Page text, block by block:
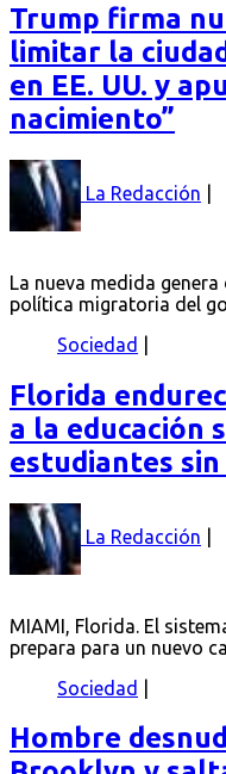
Trump firma
limitar la
en EE. UU. y
nacimiento”
La Redacción
La nueva medida
política migratoria del
Sociedad
Florida
a la educación
estudiantes
La Redacción
MIAMI, Florida. El
prepara para un nuevo
Sociedad
Hombre